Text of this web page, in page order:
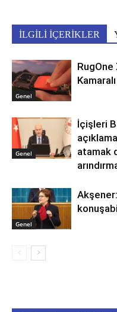
İLGİLİ İÇERİKLER
Genel
Genel
İçişleri
atamak
Genel